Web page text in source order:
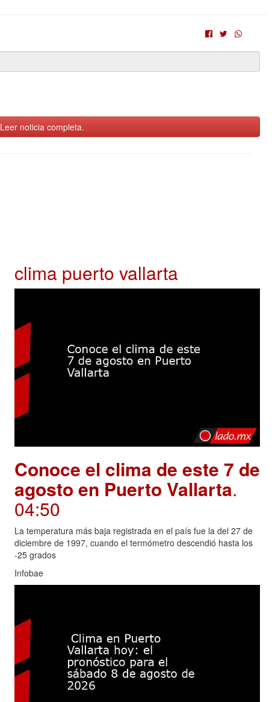
Leer noticia completa.
clima puerto vallarta
Conoce el clima de este 7 de
agosto en Puerto Vallarta.
04:50
La temperatura más baja registrada en el país fue la del 27 de
diciembre de 1997, cuando el termómetro descendió hasta los
-25 grados
Infobae